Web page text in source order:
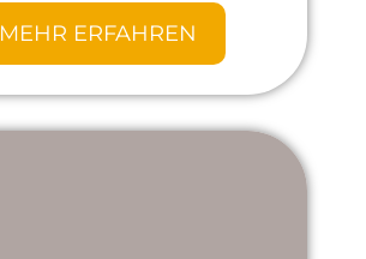
MEHR ERFAHREN